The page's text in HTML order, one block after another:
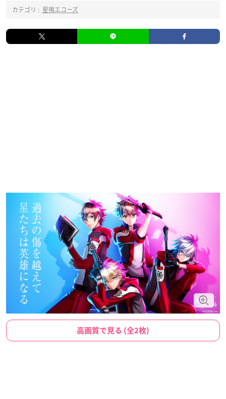
カテゴリ : 星鳴エコーズ
高画質で見る (全2枚)